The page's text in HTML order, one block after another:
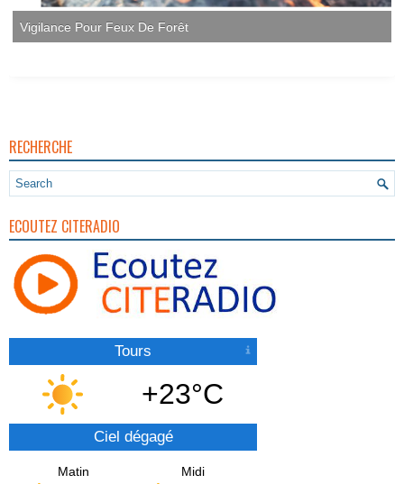
RECHERCHE
ECOUTEZ CITERADIO
Tours
+23°C
Ciel dégagé
Matin Midi